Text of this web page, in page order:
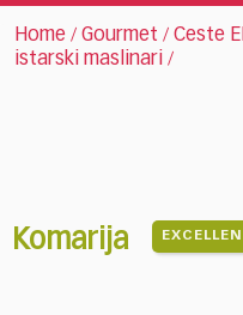
Home / Gourmet / Ceste
istarski maslinari /
Komarija